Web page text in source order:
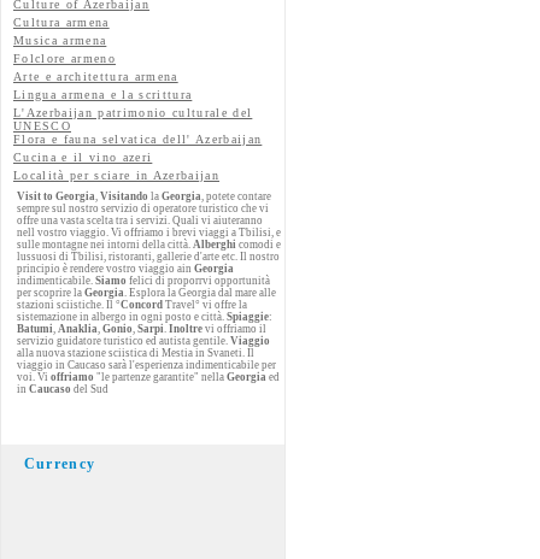
Culture of Azerbaijan
Cultura armena
Musica armena
Folclore armeno
Arte e architettura armena
Lingua armena e la scrittura
L'Azerbaijan patrimonio culturale del
UNESCO
Flora e fauna selvatica dell' Azerbaijan
Cucina e il vino azeri
Località per sciare in Azerbaijan
Visit to Georgia, Visitando la Georgia, potete contare
sempre sul nostro servizio di operatore turistico che vi
offre una vasta scelta tra i servizi. Quali vi aiuteranno
nell vostro viaggio. Vi offriamo i brevi viaggi a Tbilisi, e
sulle montagne nei intorni della città. Alberghi comodi e
lussuosi di Tbilisi, ristoranti, gallerie d'arte etc. Il nostro
principio è rendere vostro viaggio ain Georgia
indimenticabile. Siamo felici di proporrvi opportunità
per scoprire la Georgia. Esplora la Georgia dal mare alle
stazioni sciistiche. Il °Concord Travel° vi offre la
sistemazione in albergo in ogni posto e città. Spiaggie:
Batumi, Anaklia, Gonio, Sarpi. Inoltre vi offriamo il
servizio guidatore turistico ed autista gentile. Viaggio
alla nuova stazione sciistica di Mestia in Svaneti. Il
viaggio in Caucaso sarà l'esperienza indimenticabile per
voi. Vi offriamo "le partenze garantite" nella Georgia ed
in Caucaso del Sud
Currency